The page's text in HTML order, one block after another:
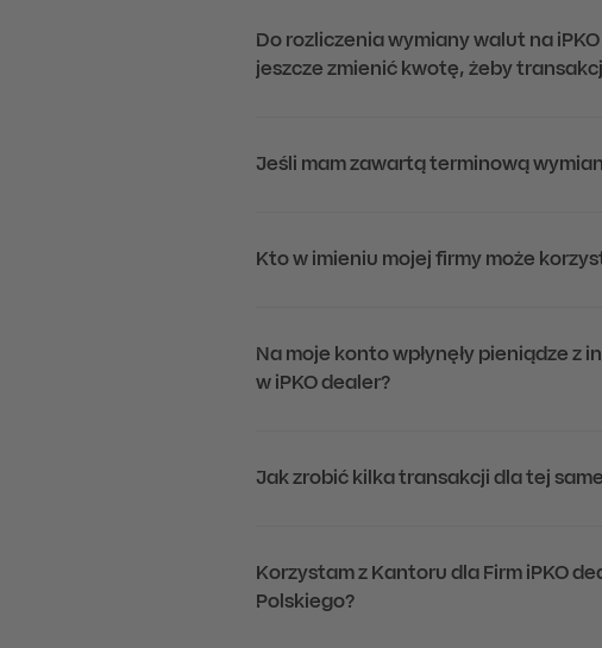
Do rozliczenia wymiany walut na
jeszcze zmienić kwotę, żeby
Jeśli mam zawartą terminową
Kto w imieniu mojej firmy może
Na moje konto wpłynęły pieniądze
w iPKO dealer?
Jak zrobić kilka transakcji dla tej
Korzystam z Kantoru dla Firm iPKO
Polskiego?